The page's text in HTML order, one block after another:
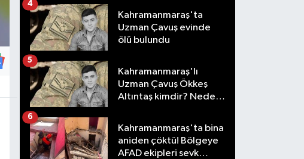
Kahramanmaraş'ta
Uzman Çavuş evinde
ölü bulundu
4
Kahramanmaraş'lı
Uzman Çavuş Ökkeş
Altıntaş kimdir? Neden
5
Kahramanmaraş'ta bina
aniden çöktü! Bölgeye
AFAD ekipleri sevk
6